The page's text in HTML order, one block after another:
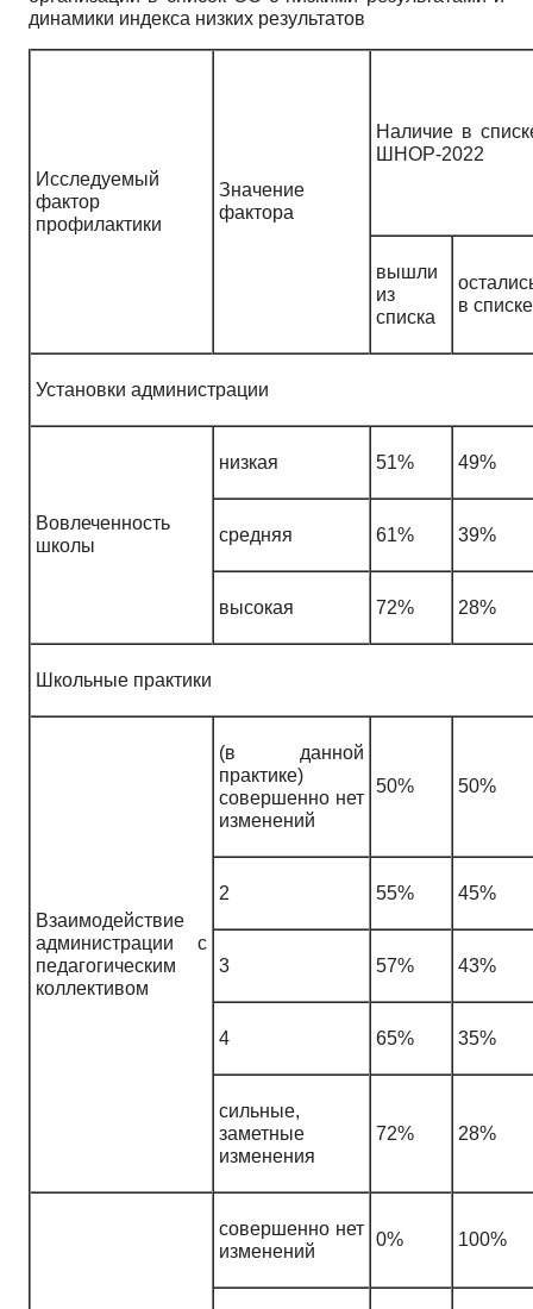
динамики индекса низких результатов
Исследуемый
фактор
профилактики
Значение
фактора
Наличие в
ШНОР-2022
вышли
из
списка
в списке
Установки администрации
Вовлеченность
школы
низкая 51% 49%
средняя 61% 39%
высокая 72% 28%
Школьные практики
Взаимодействие
администрации с
педагогическим
коллективом
(в данной
практике)
совершенно нет
изменений
50% 50%
2 55% 45%
3 57% 43%
4 65% 35%
сильные,
заметные
изменения
72% 28%
совершенно нет
изменений
0% 100%